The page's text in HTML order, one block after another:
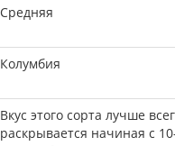
Средняя
Колумбия
Вкус этого сорта лучше
раскрывается начиная с